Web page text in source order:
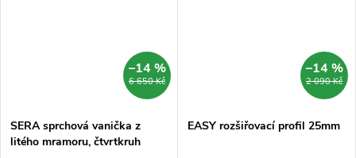
6 650 Kč
–14 %
SERA sprchová vanička z
litého mramoru, čtvrtkruh
2 090 Kč
–14 %
EASY rozšiřovací profil 25mm